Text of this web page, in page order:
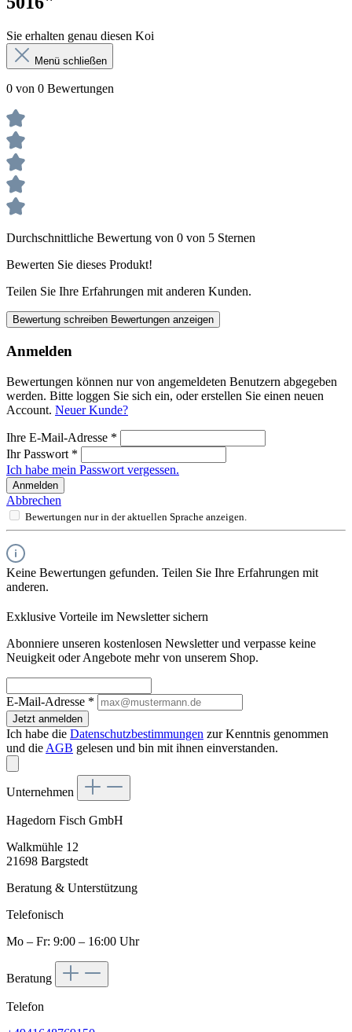
Sie erhalten genau diesen Koi
Menü schließen
0 von 0 Bewertungen
Durchschnittliche Bewertung von 0 von 5 Sternen
Bewerten Sie dieses Produkt!
Teilen Sie Ihre Erfahrungen mit anderen Kunden.
Bewertung schreiben Bewertungen anzeigen
Anmelden
Bewertungen können nur von angemeldeten Benutzern abgegeben
werden. Bitte loggen Sie sich ein, oder erstellen Sie einen neuen
Account. Neuer Kunde?
Ihre E-Mail-Adresse *
Ihr Passwort *
Ich habe mein Passwort vergessen.
Anmelden
Abbrechen
Bewertungen nur in der aktuellen Sprache anzeigen.
Keine Bewertungen gefunden. Teilen Sie Ihre Erfahrungen mit
anderen.
Exklusive Vorteile im Newsletter sichern
Abonniere unseren kostenlosen Newsletter und verpasse keine
Neuigkeit oder Angebote mehr von unserem Shop.
E-Mail-Adresse *
Jetzt anmelden
Ich habe die Datenschutzbestimmungen zur Kenntnis genommen
und die AGB gelesen und bin mit ihnen einverstanden.
Unternehmen
Hagedorn Fisch GmbH
Walkmühle 12
21698 Bargstedt
Beratung & Unterstützung
Telefonisch
Mo – Fr: 9:00 – 16:00 Uhr
Beratung
Telefon